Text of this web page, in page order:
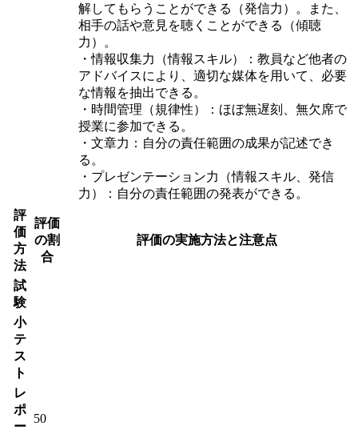
解してもらうことができる（発信力）。また、
相手の話や意見を聴くことができる（傾聴
力）。
・情報収集力（情報スキル）：教員など他者の
アドバイスにより、適切な媒体を用いて、必要
な情報を抽出できる。
・時間管理（規律性）：ほぼ無遅刻、無欠席で
授業に参加できる。
・文章力：自分の責任範囲の成果が記述でき
る。
・プレゼンテーション力（情報スキル、発信
力）：自分の責任範囲の発表ができる。
評
価
方
法
評価
の割
合
評価の実施方法と注意点
試
験
小
テ
ス
ト
レ
ポ
ー
50